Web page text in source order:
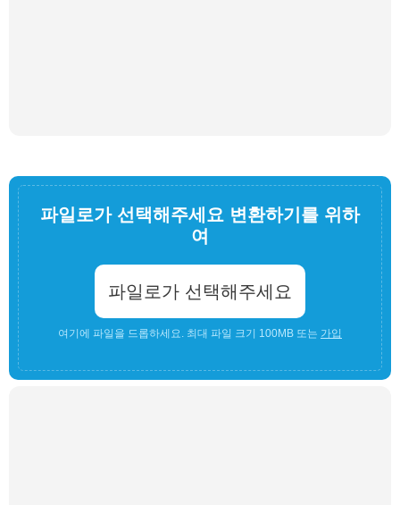
파일로가 선택해주세요 변환하기를 위하
여
파일로가 선택해주세요
여기에 파일을 드롭하세요. 최대 파일 크기 100MB 또는 가입